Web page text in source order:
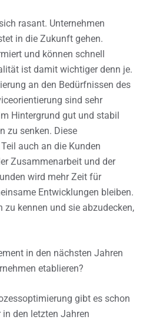
rasant. Unternehmen
in die Zukunft gehen.
und können schnell
ist damit wichtiger denn je.
an den Bedürfnissen des
sind sehr
Hintergrund gut und stabil
zu senken. Diese
auch an die Kunden
Zusammenarbeit und der
wird mehr Zeit für
Entwicklungen bleiben.
zu kennen und sie abzudecken,
in den nächsten Jahren
etablieren?
gibt es schon
den letzten Jahren